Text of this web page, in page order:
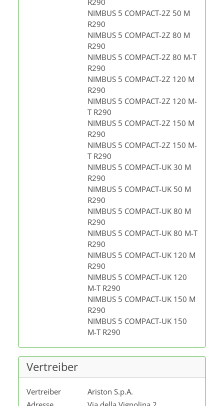
R290
NIMBUS 5 COMPACT-2Z 50 M
R290
NIMBUS 5 COMPACT-2Z 80 M
R290
NIMBUS 5 COMPACT-2Z 80 M-T
R290
NIMBUS 5 COMPACT-2Z 120 M
R290
NIMBUS 5 COMPACT-2Z 120 M-
T R290
NIMBUS 5 COMPACT-2Z 150 M
R290
NIMBUS 5 COMPACT-2Z 150 M-
T R290
NIMBUS 5 COMPACT-UK 30 M
R290
NIMBUS 5 COMPACT-UK 50 M
R290
NIMBUS 5 COMPACT-UK 80 M
R290
NIMBUS 5 COMPACT-UK 80 M-T
R290
NIMBUS 5 COMPACT-UK 120 M
R290
NIMBUS 5 COMPACT-UK 120
M-T R290
NIMBUS 5 COMPACT-UK 150 M
R290
NIMBUS 5 COMPACT-UK 150
M-T R290
Vertreiber
Vertreiber
Ariston S.p.A.